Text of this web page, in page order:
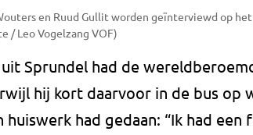
en Ruud Gullit worden geïnterviewd op
/ Leo Vogelzang VOF)
Sprundel had de
hij kort daarvoor in de bus op
huiswerk had gedaan: “Ik had